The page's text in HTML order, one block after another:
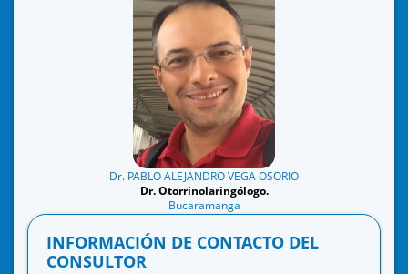
Dr. PABLO ALEJANDRO VEGA OSORIO
Dr. Otorrinolaringólogo.
Bucaramanga
INFORMACIÓN DE CONTACTO DEL
CONSULTOR